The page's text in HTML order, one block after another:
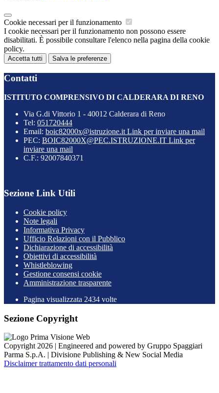
Cookie necessari per il funzionamento
I cookie necessari per il funzionamento non possono essere
disabilitati. È possibile consultare l'elenco nella pagina della cookie
policy.
Accetta tutti Salva le preferenze
Contatti
ISTITUTO COMPRENSIVO DI CALDERARA DI RENO
Via G.di Vittorio 1 - 40012 Calderara di Reno
Tel: 051720444
Email: boic82000x@istruzione.it Link per inviare una mail
PEC: BOIC82000X@PEC.ISTRUZIONE.IT Link per
inviare una mail
C.F.: 92007840371
Sezione Link Utili
Cookie policy
Note legali
Informativa Privacy
Ufficio Relazioni con il Pubblico
Dichiarazione di accessibilità
Obiettivi di accessibilità
Whistleblowing
Gestione consensi cookie
Amministrazione trasparente
Pagina visualizzata 2434 volte
Sezione Copyright
Copyright 2026 | Engineered and powered by Gruppo Spaggiari
Parma S.p.A. | Divisione Publishing & New Social Media
Disclaimer trattamento dati personali